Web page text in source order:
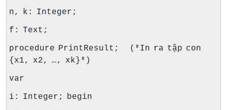
n, k: Integer;
f: Text;
procedure PrintResult; (*In ra tập con
{x1, x2, …, xk}*)
var
i: Integer; begin